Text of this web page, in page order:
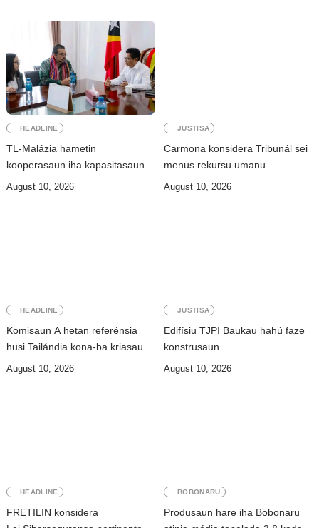
HEADLINE
TL-Malázia hametin
kooperasaun iha kapasitasaun
rekursu umanu
August 10, 2026
JUSTISA
Carmona konsidera Tribunál sei
menus rekursu umanu
August 10, 2026
HEADLINE
Komisaun A hetan referénsia
husi Tailándia kona-ba kriasaun
Lei Siberkrime
August 10, 2026
JUSTISA
Edifísiu TJPI Baukau hahú faze
konstrusaun
August 10, 2026
HEADLINE
FRETILIN konsidera
BOBONARU
Produsaun hare iha Bobonaru